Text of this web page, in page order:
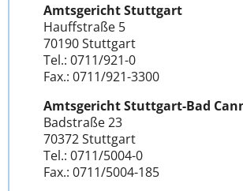
Amtsgericht Stuttgart
Hauffstraße 5
70190 Stuttgart
Tel.: 0711/921-0
Fax.: 0711/921-3300
Amtsgericht Stuttgart-Bad
Badstraße 23
70372 Stuttgart
Tel.: 0711/5004-0
Fax.: 0711/5004-185